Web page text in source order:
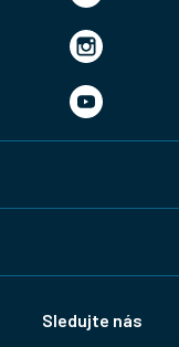
Sledujte nás